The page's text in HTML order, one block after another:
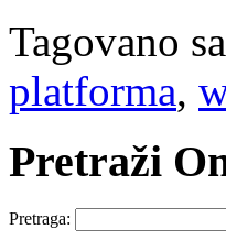
Tagovano sa
platforma,
Pretraži
Pretraga: